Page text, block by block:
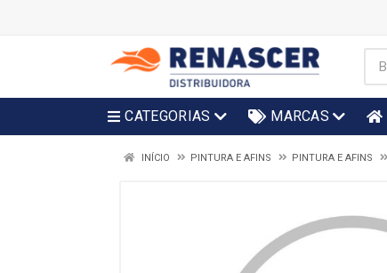
CATEGORIAS MARCAS
INÍCIO PINTURA E AFINS PINTURA E AFINS